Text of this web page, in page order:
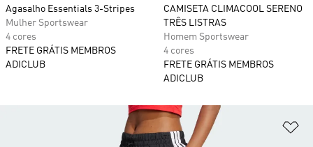
Agasalho Essentials 3-Stripes
Mulher Sportswear
4 cores
FRETE GRÁTIS MEMBROS
ADICLUB
CAMISETA CLIMACOOL SERENO
TRÊS LISTRAS
Homem Sportswear
4 cores
FRETE GRÁTIS MEMBROS
ADICLUB